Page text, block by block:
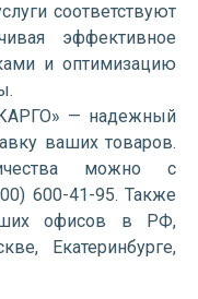
соответствуют
эффективное
и оптимизацию
— надежный
ваших товаров.
можно с
600-41-95. Также
офисов в РФ,
Екатеринбурге,